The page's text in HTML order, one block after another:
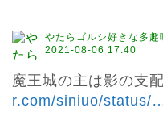
やたらゴルシ好きな多
2021-08-06 17:40
魔王城の主は影の支
r.com/siniuo/status/